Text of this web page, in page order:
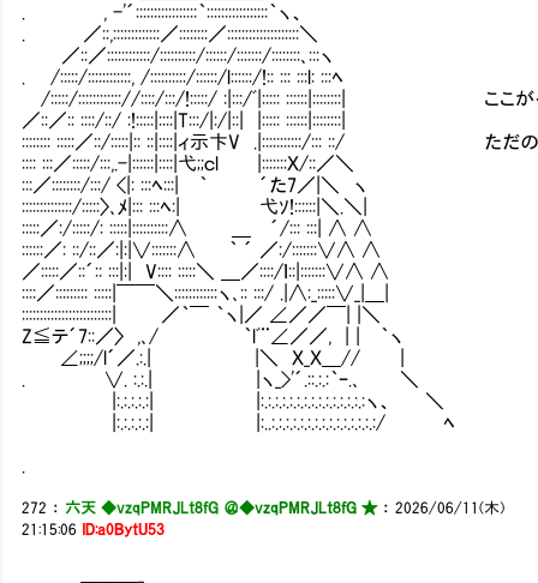
. , -'´:::::::::::::::::｀:::::::::::::::::｀ヽ、
. ／::,:::::::::::::／::::::::／::::::::::::::::::::＼
／::／::::::::::::/::::::::::/::::::/:::::::/::::::::､:::ヽ
. /:::::/::::::::::::, /::::::::::/::::::/l::::::/!:: ::: :::l: :::ﾍ
/:::::/:::::::::::://::::/:::/!:::::/ :|:::/ﾞ|::::: ::::::|::::::::| ここが……
／::／:: ::::/::/ :!:::::|::::|T:::/|:/|::| |::::: ::::::|::::::::|
:::::::: :::::／::/:::::|:: ::|::::|ィ示卞V .|:::::::::::/::: ::/ ただの
:::: :::／:::::/:::,.-|::::::|::::|弋;;ｃl |:::::::Ｘ/::／＼
:::／::::::::/:::/ <|: :::ﾍ:::| ｀ ´た7／|＼ ヽ
::::::::::::::/:::::〉､ﾒ|::: :::ﾍ:| 弋ｿ!::::::|＼.＼|
:::::／:/:::::/: :::::|::::::::::∧ ＿ ´/::: :::| ∧ ∧
::::::／: ::/::／:|:|∨:::::::∧ ｀ ´ ／:/:::::::∨∧ ∧
／:::::／::´:: :::|:| V:::: :::::＼ ＿／::::/ｌ::|:::::::∨∧ ∧
::::／::::::::: :::::|￣￣＼::::::::::::ヽ､:: :::/ .|∧:_:::::∨_|＿|
:::::::::::::::::::::::::| ／｀￣ ｀ヽ|／ ∠／／￣| |＼
Z≦テ´7::／〉 ,､/ ｀lﾞ¨∠／／, | | ｀ヽ
∠;;;;/l´／.:.| |＼ Ｘ_Ｘ＿// |
. ∨. :.:.| |ヽ_>'´.::.:.:｀ｰ.､ ＼
|:.:.:.:.:| |:.:.:.:.:.:.:.:.:.:.:.:.:.:.:ヽ、 ＼
|:.:.:.:.:| |:..:.:.:.:.:.:.:.:.:.:.:.:.:.:.:/ ﾍ
272 ： 六天 ◆vzqPMRJLt8fG ＠◆vzqPMRJLt8fG ★：2026/06/11(木)
21:15:06
ID:a0BytU53